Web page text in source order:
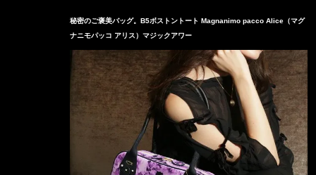
秘密のご褒美バッグ。B5ボストントート Magnanimo pacco Alice（マグ
ナニモパッコ アリス）マジックアワー